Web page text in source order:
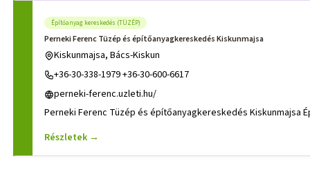
Építőanyag kereskedés (TÜZÉP)
Perneki Ferenc Tüzép és építőanyagkereskedés Kiskunmajsa
Kiskunmajsa, Bács-Kiskun
+36-30-338-1979 +36-30-600-6617
perneki-ferenc.uzleti.hu/
Perneki Ferenc Tüzép és építőanyagkereskedés Kiskunmajsa
Részletek →